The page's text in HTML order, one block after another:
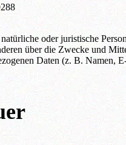
oder juristische
über die Zwecke und
Daten (z. B. Namen,